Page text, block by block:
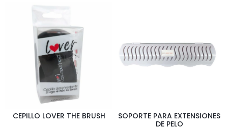
CEPILLO LOVER THE BRUSH
SOPORTE PARA EXTENSIONES
DE PELO